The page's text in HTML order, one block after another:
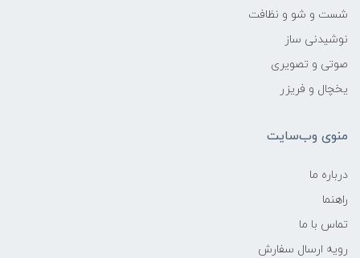
شست و شو و نظافت
نوشیدنی ساز
صوتی و تصویری
یخچال و فریزر
منوی وب‌سایت
درباره ما
راهنما
تماس با ما
رویه ارسال سفارش